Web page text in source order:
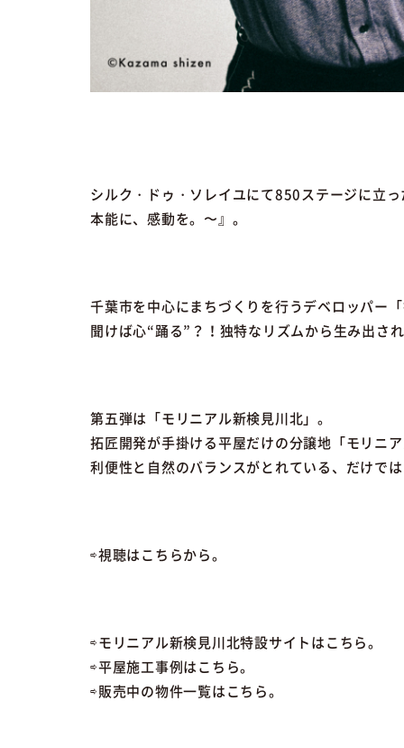
シルク・ドゥ・ソレイユにて850ステージに立
本能に、感動を。〜』。
千葉市を中心にまちづくりを行うデベロッパー
聞けば心“踊る”？！独特なリズムから生み出さ
第五弾は「モリニアル新検見川北」。
拓匠開発が手掛ける平屋だけの分譲地「モリニ
利便性と自然のバランスがとれている、だけで
⇨視聴はこちらから。
⇨モリニアル新検見川北特設サイトはこちら。
⇨平屋施工事例はこちら。
⇨販売中の物件一覧はこちら。